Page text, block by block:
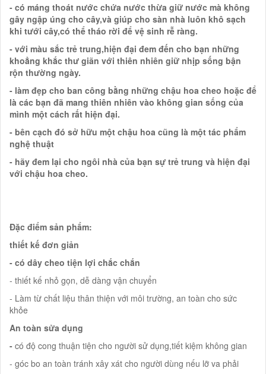
- có máng thoát nước chứa nước thừa giữ nước mà không
gây ngập úng cho cây,và giúp cho sàn nhà luôn khô sạch
khi tưới cây,có thể tháo rời để vệ sinh rễ ràng.
- với màu sắc trẻ trung,hiện đại đem đến cho bạn những
khoẳng khắc thư giãn với thiên nhiên giữ nhịp sống bận
rộn thường ngày.
- làm đẹp cho ban công bằng những chậu hoa cheo hoặc để
là các bạn đã mang thiên nhiên vào không gian sống của
mình một cách rất hiện đại.
- bên cạch đó sở hữu một chậu hoa cũng là một tác phẩm
nghệ thuật
- hãy đem lại cho ngôi nhà của bạn sự trẻ trung và hiện đại
với chậu hoa cheo.
Đặc điểm sản phẩm:
thiết kế đơn giản
- có dây cheo tiện lợi chắc chắn
- thiết kế nhỏ gọn, dễ dàng vận chuyển
- Làm từ chất liệu thân thiện với môi trường, an toàn cho sức
khỏe
An toàn sửa dụng
- có độ cong thuận tiện cho người sử dụng,tiết kiệm không gian
- góc bo an toàn tránh xây xát cho người dùng nếu lỡ va phải